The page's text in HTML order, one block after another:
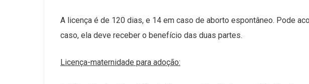
A licença é de 120 dias, e 14 em caso de aborto espontâneo. Pode
caso, ela deve receber o benefício das duas partes.
Licença-maternidade para adoção: